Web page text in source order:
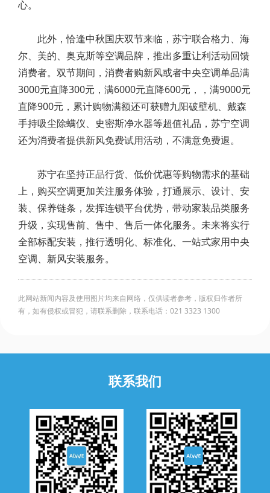
心。
此外，恰逢中秋国庆双节来临，苏宁联合格力、海
尔、美的、奥克斯等空调品牌，推出多重让利活动回馈
消费者。双节期间，消费者购新风或者中央空调单品满
3000元直降300元，满6000元直降600元，，满9000元
直降900元，累计购物满额还可获赠九阳破壁机、戴森
手持吸尘除螨仪、史密斯净水器等超值礼品，苏宁空调
还为消费者提供新风免费试用活动，不满意免费退。
苏宁在坚持正品行货、低价优惠等购物需求的基础
上，购买空调更加关注服务体验，打通展示、设计、安
装、保养链条，发挥连锁平台优势，带动家装品类服务
升级，实现售前、售中、售后一体化服务。未来将实行
全部标配安装，推行透明化、标准化、一站式家用中央
空调、新风安装服务。
此网站新闻内容及使用图片均来自网络，仅供读者参考，版权归作者所
有，如有侵权或冒犯，请联系删除，联系电话：021 3323 1300
联系我们